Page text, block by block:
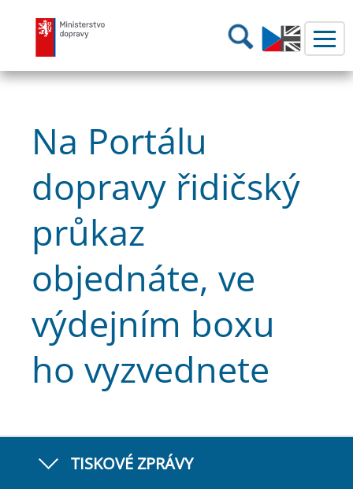
Ministerstvo dopravy Hledání
Na Portálu
dopravy řidičský
průkaz
objednáte, ve
výdejním boxu
ho vyzvednete
TISKOVÉ ZPRÁVY